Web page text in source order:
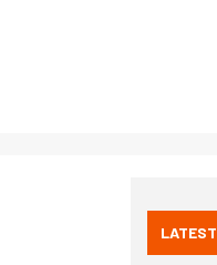
LATEST